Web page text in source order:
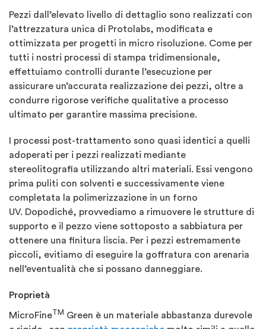
Pezzi dall’elevato livello di dettaglio sono realizzati con
l’attrezzatura unica di Protolabs, modificata e
ottimizzata per progetti in micro risoluzione. Come per
tutti i nostri processi di stampa tridimensionale,
effettuiamo controlli durante l’esecuzione per
assicurare un’accurata realizzazione dei pezzi, oltre a
condurre rigorose verifiche qualitative a processo
ultimato per garantire massima precisione.
I processi post-trattamento sono quasi identici a quelli
adoperati per i pezzi realizzati mediante
stereolitografia utilizzando altri materiali. Essi vengono
prima puliti con solventi e successivamente viene
completata la polimerizzazione in un forno
UV. Dopodiché, provvediamo a rimuovere le strutture di
supporto e il pezzo viene sottoposto a sabbiatura per
ottenere una finitura liscia. Per i pezzi estremamente
piccoli, evitiamo di eseguire la goffratura con arenaria
nell’eventualità che si possano danneggiare.
Proprietà
MicroFineTM Green è un materiale abbastanza durevole